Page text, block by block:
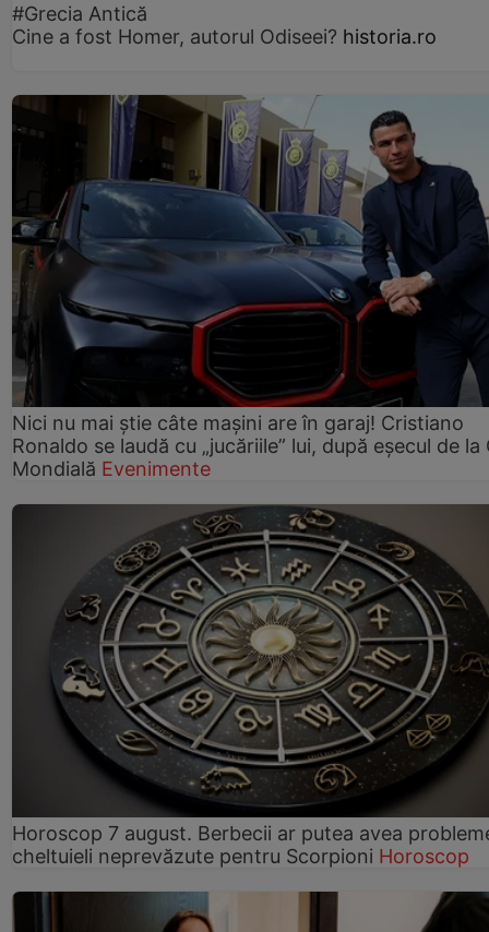
#Grecia Antică
Cine a fost Homer, autorul Odiseei? historia.ro
Nici nu mai știe câte mașini are în garaj! Cristiano
Ronaldo se laudă cu „jucăriile” lui, după eșecul de la
Mondială Evenimente
Horoscop 7 august. Berbecii ar putea avea
cheltuieli neprevăzute pentru Scorpioni Horoscop